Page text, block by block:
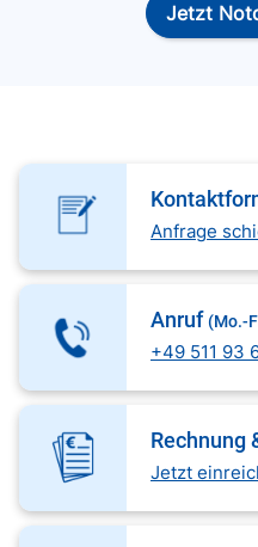
Jetzt
Anfrage
Anruf (Mo.-
+49 511 93
Rechnung
Jetzt